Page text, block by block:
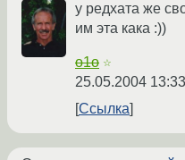
у редхата же
им эта кака :))
o1o ☆
25.05.2004
Ссылка